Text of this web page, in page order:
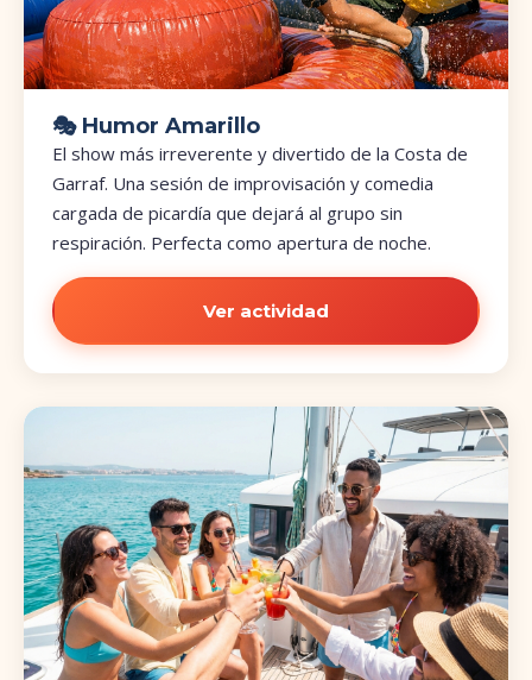
🎭 Humor Amarillo
El show más irreverente y divertido de la Costa de
Garraf. Una sesión de improvisación y comedia
cargada de picardía que dejará al grupo sin
respiración. Perfecta como apertura de noche.
Ver actividad